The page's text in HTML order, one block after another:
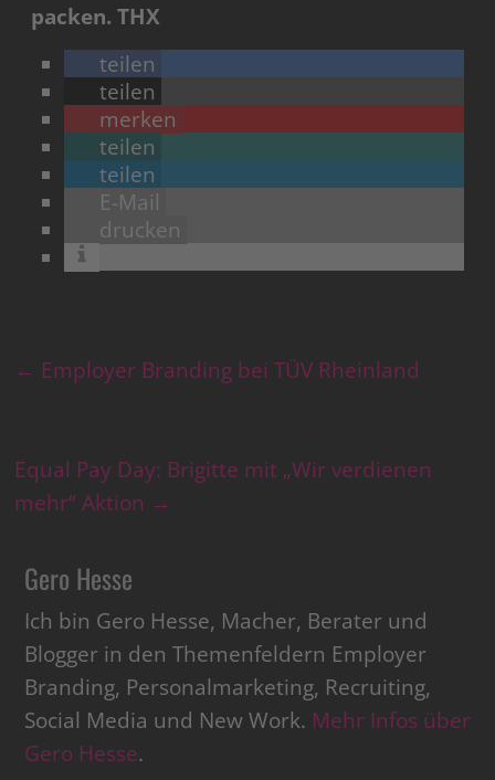
packen. THX
teilen
teilen
merken
teilen
teilen
E-Mail
drucken
← Employer Branding bei TÜV Rheinland
Equal Pay Day: Brigitte mit „Wir verdienen
mehr“ Aktion →
Gero Hesse
Ich bin Gero Hesse, Macher, Berater und
Blogger in den Themenfeldern Employer
Branding, Personalmarketing, Recruiting,
Social Media und New Work. Mehr Infos über
Gero Hesse.